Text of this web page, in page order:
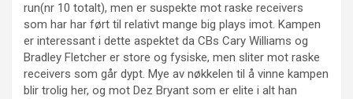
run(nr 10 totalt), men er suspekte mot raske receivers
som har har ført til relativt mange big plays imot. Kampen
er interessant i dette aspektet da CBs Cary Williams og
Bradley Fletcher er store og fysiske, men sliter mot raske
receivers som går dypt. Mye av nøkkelen til å vinne kampen
blir trolig her, og mot Dez Bryant som er elite i alt han